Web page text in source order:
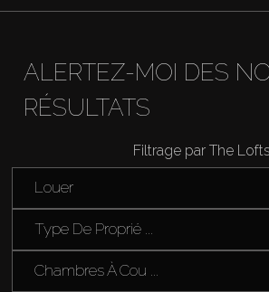
ALERTEZ-MOI DES
RÉSULTATS
Filtrage par The
Louer
Type De Proprié ...
Chambres À Cou ...